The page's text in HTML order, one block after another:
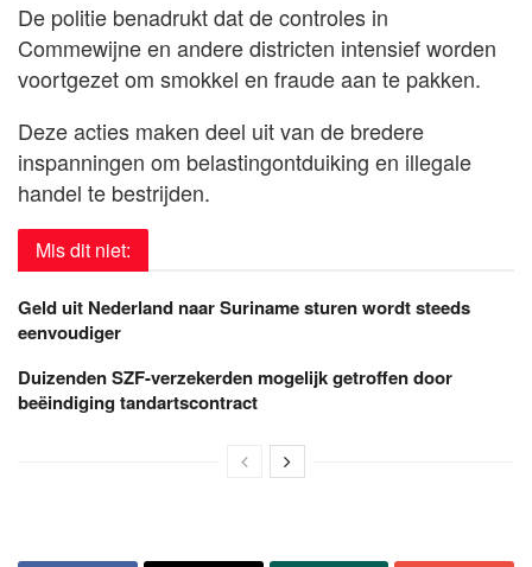
De politie benadrukt dat de controles in
Commewijne en andere districten intensief worden
voortgezet om smokkel en fraude aan te pakken.
Deze acties maken deel uit van de bredere
inspanningen om belastingontduiking en illegale
handel te bestrijden.
Mis dit niet:
Geld uit Nederland naar Suriname sturen wordt steeds
eenvoudiger
Duizenden SZF-verzekerden mogelijk getroffen door
beëindiging tandartscontract